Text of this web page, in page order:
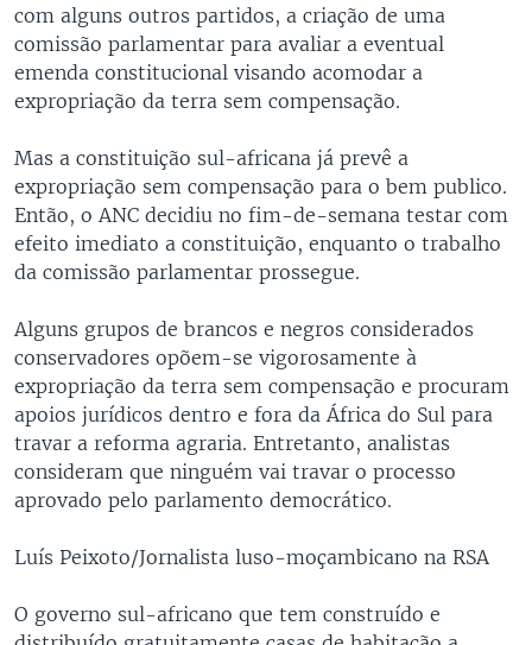
com alguns outros partidos, a criação de uma
comissão parlamentar para avaliar a eventual
emenda constitucional visando acomodar a
expropriação da terra sem compensação.
Mas a constituição sul-africana já prevê a
expropriação sem compensação para o bem publico.
Então, o ANC decidiu no fim-de-semana testar com
efeito imediato a constituição, enquanto o trabalho
da comissão parlamentar prossegue.
Alguns grupos de brancos e negros considerados
conservadores opõem-se vigorosamente à
expropriação da terra sem compensação e procuram
apoios jurídicos dentro e fora da África do Sul para
travar a reforma agraria. Entretanto, analistas
consideram que ninguém vai travar o processo
aprovado pelo parlamento democrático.
Luís Peixoto/Jornalista luso-moçambicano na RSA
O governo sul-africano que tem construído e